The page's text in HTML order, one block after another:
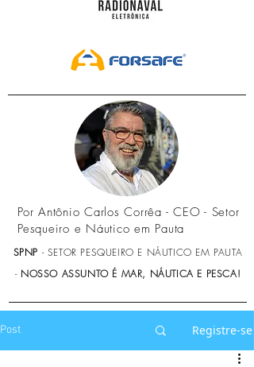
Por Antônio Carlos Corrêa - CEO - Setor
Pesqueiro e Náutico em Pauta
SPNP - SETOR PESQUEIRO E NÁUTICO EM PAUTA
- NOSSO ASSUNTO É MAR, NÁUTICA E PESCA!
Post Registre-se